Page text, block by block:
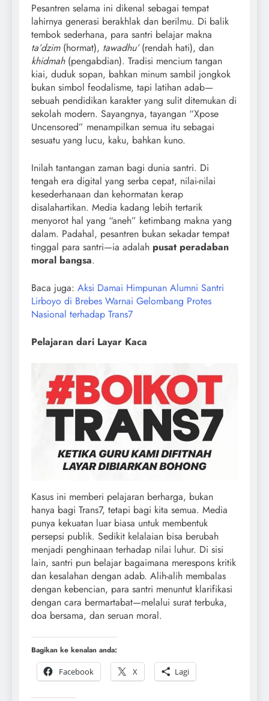
Pesantren selama ini dikenal sebagai tempat
lahirnya generasi berakhlak dan berilmu. Di balik
tembok sederhana, para santri belajar makna
ta’dzim(hormat), tawadhu’(rendah hati), dan
khidmah(pengabdian). Tradisi mencium tangan
kiai, duduk sopan, bahkan minum sambil jongkok
bukan simbol feodalisme, tapi latihan adab—
sebuah pendidikan karakter yang sulit ditemukan di
sekolah modern. Sayangnya, tayangan “Xpose
Uncensored” menampilkan semua itu sebagai
sesuatu yang lucu, kaku, bahkan kuno.
Inilah tantangan zaman bagi dunia santri. Di
tengah era digital yang serba cepat, nilai-nilai
kesederhanaan dan kehormatan kerap
disalahartikan. Media kadang lebih tertarik
menyorot hal yang “aneh” ketimbang makna yang
dalam. Padahal, pesantren bukan sekadar tempat
tinggal para santri—ia adalah pusat peradaban
moral bangsa.
Baca juga: Aksi Damai Himpunan Alumni Santri
Lirboyo di Brebes Warnai Gelombang Protes
Nasional terhadap Trans7
Pelajaran dari Layar Kaca
Kasus ini memberi pelajaran berharga, bukan
hanya bagi Trans7, tetapi bagi kita semua. Media
punya kekuatan luar biasa untuk membentuk
persepsi publik. Sedikit kelalaian bisa berubah
menjadi penghinaan terhadap nilai luhur. Di sisi
lain, santri pun belajar bagaimana merespons kritik
dan kesalahan dengan adab. Alih-alih membalas
dengan kebencian, para santri menuntut klarifikasi
dengan cara bermartabat—melalui surat terbuka,
doa bersama, dan seruan moral.
Bagikan ke kenalan anda:
Facebook
X Lagi